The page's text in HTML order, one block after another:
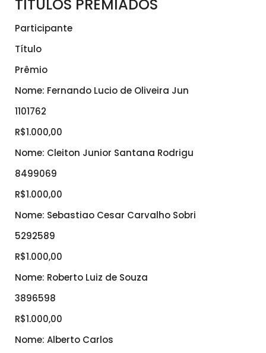
TÍTULOS PREMIADOS
Participante
Título
Prêmio
Nome: Fernando Lucio de Oliveira Jun
1101762
R$1.000,00
Nome: Cleiton Junior Santana Rodrigu
8499069
R$1.000,00
Nome: Sebastiao Cesar Carvalho Sobri
5292589
R$1.000,00
Nome: Roberto Luiz de Souza
3896598
R$1.000,00
Nome: Alberto Carlos